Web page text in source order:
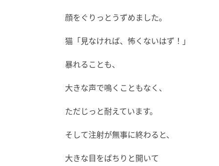
顔をぐりっとうずめました。
猫「見なければ、怖くないはず！」
暴れることも、
大きな声で鳴くこともなく、
ただじっと耐えています。
そして注射が無事に終わると、
大きな目をぱちりと開いて